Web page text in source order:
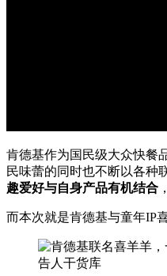
肯德基作为国民级大众快餐
民味蕾的同时也不断以各种
趣爱好与自身产品有机结合
而本次就是肯德基与童年IP